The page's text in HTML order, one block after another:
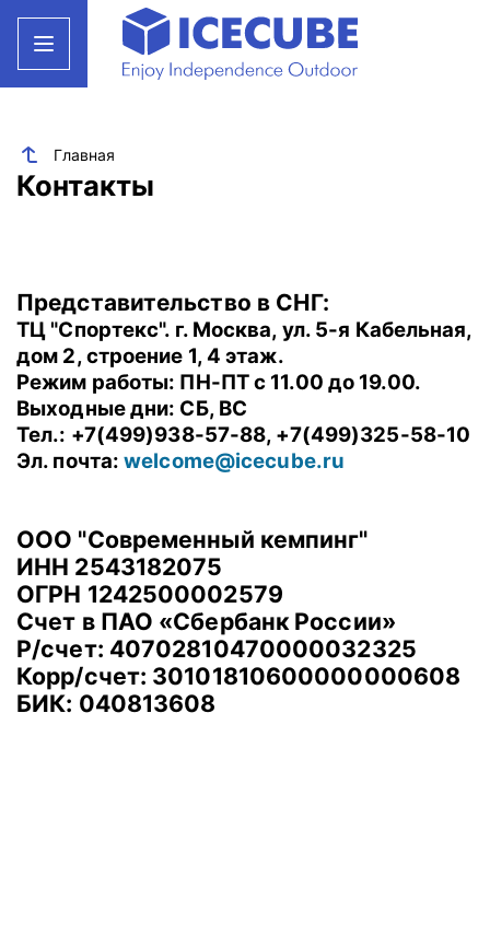
Главная
Контакты
Представительство в СНГ:
ТЦ "Спортекс". г. Москва, ул. 5-я Кабельная,
дом 2, строение 1, 4 этаж.
Режим работы: ПН-ПТ с 11.00 до 19.00.
Выходные дни: СБ, ВС
Тел.: +7(499)938-57-88, +7(499)325-58-10
Эл. почта:welcome@icecube.ru
ООО "Современный кемпинг"
ИНН 2543182075
ОГРН 1242500002579
Счет в ПАО «Сбербанк России»
Р/счет: 40702810470000032325
Корр/счет: 30101810600000000608
БИК: 040813608